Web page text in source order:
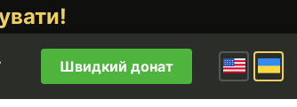
Швидкий донат